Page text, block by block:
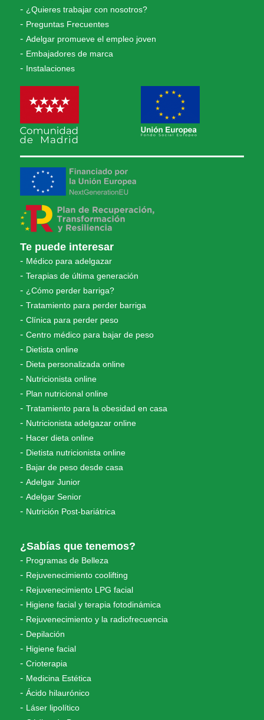
¿Quieres trabajar con nosotros?
Preguntas Frecuentes
Adelgar promueve el empleo joven
Embajadores de marca
Instalaciones
Te puede interesar
Médico para adelgazar
Terapias de última generación
¿Cómo perder barriga?
Tratamiento para perder barriga
Clínica para perder peso
Centro médico para bajar de peso
Dietista online
Dieta personalizada online
Nutricionista online
Plan nutricional online
Tratamiento para la obesidad en casa
Nutricionista adelgazar online
Hacer dieta online
Dietista nutricionista online
Bajar de peso desde casa
Adelgar Junior
Adelgar Senior
Nutrición Post-bariátrica
¿Sabías que tenemos?
Programas de Belleza
Rejuvenecimiento coolifting
Rejuvenecimiento LPG facial
Higiene facial y terapia fotodinámica
Rejuvenecimiento y la radiofrecuencia
Depilación
Higiene facial
Crioterapia
Medicina Estética
Ácido hilaurónico
Láser lipolítico